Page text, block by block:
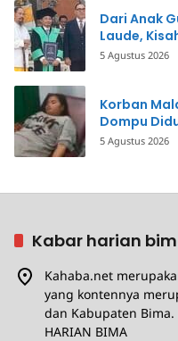
Dari Anak
Laude,
5 Agustus 2026
Korban
Dompu
5 Agustus 2026
Kabar harian
Kahaba.net
yang kontennya
dan Kabupaten Bima.
HARIAN BIMA